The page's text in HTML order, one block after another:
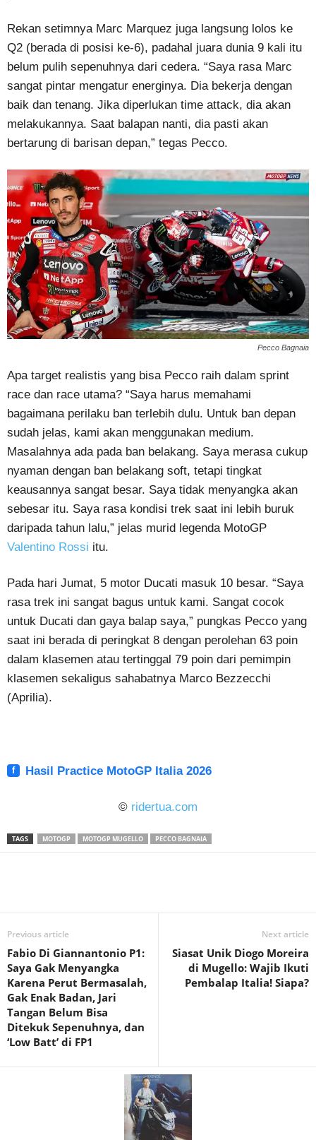
Rekan setimnya Marc Marquez juga langsung lolos ke
Q2 (berada di posisi ke-6), padahal juara dunia 9 kali itu
belum pulih sepenuhnya dari cedera. “Saya rasa Marc
sangat pintar mengatur energinya. Dia bekerja dengan
baik dan tenang. Jika diperlukan time attack, dia akan
melakukannya. Saat balapan nanti, dia pasti akan
bertarung di barisan depan,” tegas Pecco.
Pecco Bagnaia
Apa target realistis yang bisa Pecco raih dalam sprint
race dan race utama? “Saya harus memahami
bagaimana perilaku ban terlebih dulu. Untuk ban depan
sudah jelas, kami akan menggunakan medium.
Masalahnya ada pada ban belakang. Saya merasa cukup
nyaman dengan ban belakang soft, tetapi tingkat
keausannya sangat besar. Saya tidak menyangka akan
sebesar itu. Saya rasa kondisi trek saat ini lebih buruk
daripada tahun lalu,” jelas murid legenda MotoGP
Valentino Rossi itu.
Pada hari Jumat, 5 motor Ducati masuk 10 besar. “Saya
rasa trek ini sangat bagus untuk kami. Sangat cocok
untuk Ducati dan gaya balap saya,” pungkas Pecco yang
saat ini berada di peringkat 8 dengan perolehan 63 poin
dalam klasemen atau tertinggal 79 poin dari pemimpin
klasemen sekaligus sahabatnya Marco Bezzecchi
(Aprilia).
Hasil Practice MotoGP Italia 2026
© ridertua.com
TAGS MOTOGP MOTOGP MUGELLO PECCO BAGNAIA
Previous article
Fabio Di Giannantonio P1:
Saya Gak Menyangka
Karena Perut Bermasalah,
Gak Enak Badan, Jari
Tangan Belum Bisa
Ditekuk Sepenuhnya, dan
‘Low Batt’ di FP1
Next article
Siasat Unik Diogo Moreira
di Mugello: Wajib Ikuti
Pembalap Italia! Siapa?